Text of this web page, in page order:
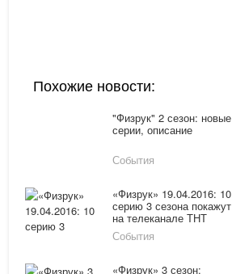
Похожие новости:
"Физрук" 2 сезон: новые
серии, описание
События
«Физрук» 19.04.2016: 10
серию 3 сезона покажут
на телеканале ТНТ
онлайн
События
«Физрук» 3 сезон: